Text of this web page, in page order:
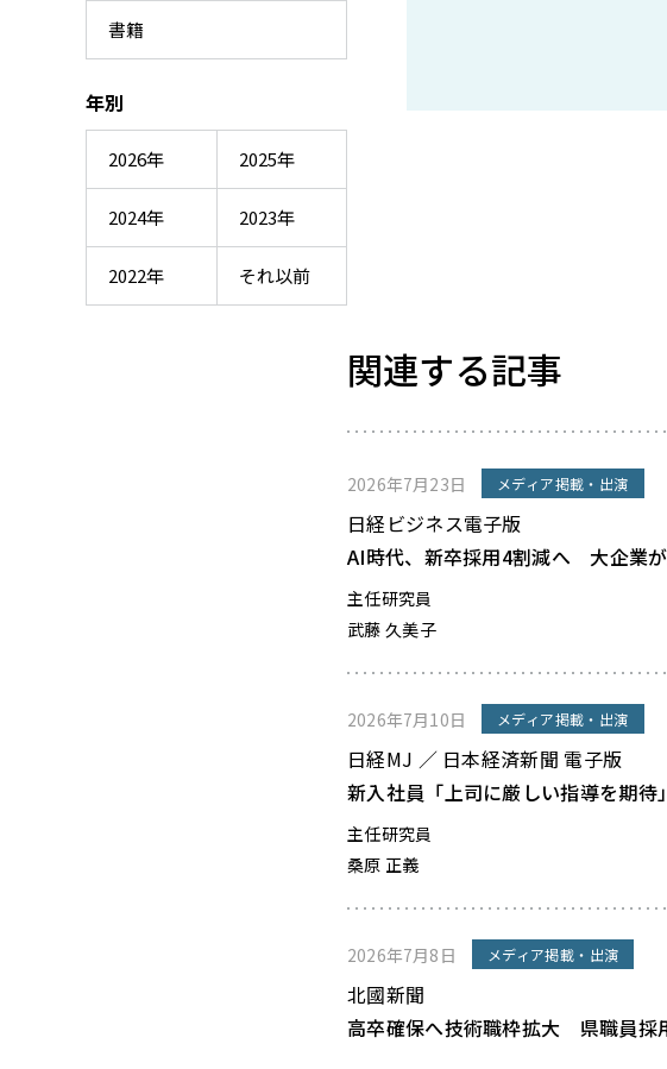
書籍
年別
2026年 2025年
2024年 2023年
2022年 それ以前
関連する記事
2026年7月23日 メディア掲載・出演
日経ビジネス電子版
AI時代、新卒採用4割減へ 大企業
主任研究員
武藤 久美子
2026年7月10日 メディア掲載・出演
日経MJ ／ 日本経済新聞 電子版
新入社員「上司に厳しい指導を期
主任研究員
桑原 正義
2026年7月8日 メディア掲載・出演
北國新聞
高卒確保へ技術職枠拡大 県職員採